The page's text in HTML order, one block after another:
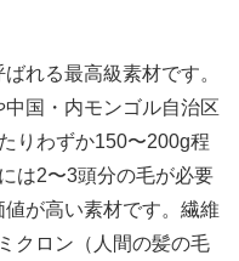
れる最高級素材です。
国・内モンゴル自治区
りわずか150〜200g程
は2〜3頭分の毛が必要
値が高い素材です。繊維
クロン（人間の髪の毛